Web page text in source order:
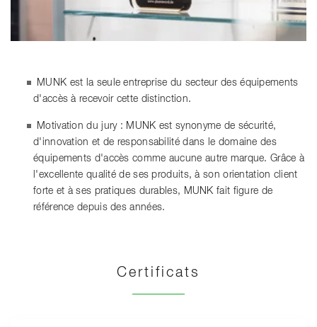
MUNK est la seule entreprise du secteur des équipements
d'accès à recevoir cette distinction.
Motivation du jury : MUNK est synonyme de sécurité,
d'innovation et de responsabilité dans le domaine des
équipements d'accès comme aucune autre marque. Grâce à
l'excellente qualité de ses produits, à son orientation client
forte et à ses pratiques durables, MUNK fait figure de
référence depuis des années.
Certificats